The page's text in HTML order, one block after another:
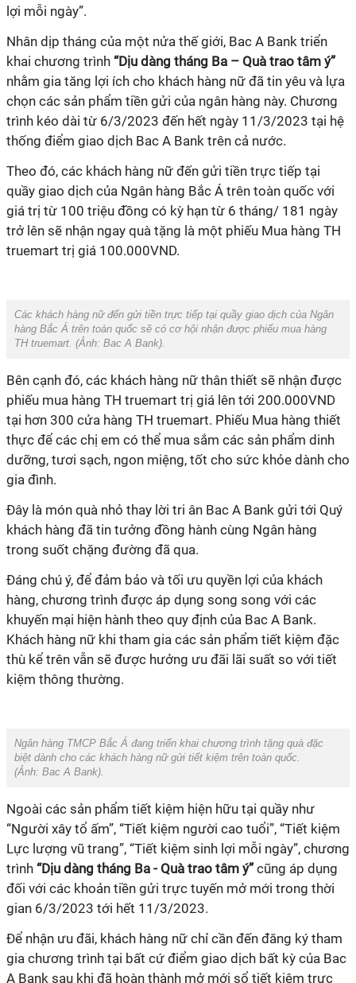
lợi mỗi ngày”.
Nhân dịp tháng của một nửa thế giới, Bac A Bank triển
khai chương trình “Dịu dàng tháng Ba – Quà trao tâm ý”
nhằm gia tăng lợi ích cho khách hàng nữ đã tin yêu và lựa
chọn các sản phẩm tiền gửi của ngân hàng này. Chương
trình kéo dài từ 6/3/2023 đến hết ngày 11/3/2023 tại hệ
thống điểm giao dịch Bac A Bank trên cả nước.
Theo đó, các khách hàng nữ đến gửi tiền trực tiếp tại
quầy giao dịch của Ngân hàng Bắc Á trên toàn quốc với
giá trị từ 100 triệu đồng có kỳ hạn từ 6 tháng/ 181 ngày
trở lên sẽ nhận ngay quà tặng là một phiếu Mua hàng TH
truemart trị giá 100.000VND.
Các khách hàng nữ đến gửi tiền trực tiếp tại quầy giao dịch của Ngân
hàng Bắc Á trên toàn quốc sẽ có cơ hội nhận được phiếu mua hàng
TH truemart. (Ảnh: Bac A Bank).
Bên cạnh đó, các khách hàng nữ thân thiết sẽ nhận được
phiếu mua hàng TH truemart trị giá lên tới 200.000VND
tại hơn 300 cửa hàng TH truemart. Phiếu Mua hàng thiết
thực để các chị em có thể mua sắm các sản phẩm dinh
dưỡng, tươi sạch, ngon miệng, tốt cho sức khỏe dành cho
gia đình.
Đây là món quà nhỏ thay lời tri ân Bac A Bank gửi tới Quý
khách hàng đã tin tưởng đồng hành cùng Ngân hàng
trong suốt chặng đường đã qua.
Đáng chú ý, để đảm bảo và tối ưu quyền lợi của khách
hàng, chương trình được áp dụng song song với các
khuyến mại hiện hành theo quy định của Bac A Bank.
Khách hàng nữ khi tham gia các sản phẩm tiết kiệm đặc
thù kể trên vẫn sẽ được hưởng ưu đãi lãi suất so với tiết
kiệm thông thường.
Ngân hàng TMCP Bắc Á đang triển khai chương trình tặng quà đặc
biệt dành cho các khách hàng nữ gửi tiết kiệm trên toàn quốc.
(Ảnh: Bac A Bank).
Ngoài các sản phẩm tiết kiệm hiện hữu tại quầy như
“Người xây tổ ấm”, “Tiết kiệm người cao tuổi”, “Tiết kiệm
Lực lượng vũ trang”, “Tiết kiệm sinh lợi mỗi ngày”, chương
trình “Dịu dàng tháng Ba - Quà trao tâm ý” cũng áp dụng
đối với các khoản tiền gửi trực tuyến mở mới trong thời
gian 6/3/2023 tới hết 11/3/2023.
Để nhận ưu đãi, khách hàng nữ chỉ cần đến đăng ký tham
gia chương trình tại bất cứ điểm giao dịch bất kỳ của Bac
A Bank sau khi đã hoàn thành mở mới sổ tiết kiệm trực